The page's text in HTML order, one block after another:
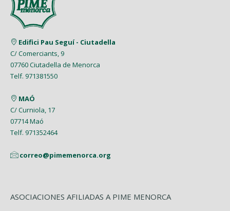
Enero (7)
Marzo (9)
Febrero (4)
Enero (9)
Abril (6)
Febrero (7)
Enero (1)
Abril (8)
Marzo (5)
Febrero (1)
Enero (2)
Julio (2)
Junio (8)
Mayo (7)
Abril (4)
Febrero (6)
Enero (2)
Edifici Pau Seguí - Ciutadella
C/ Comerciants, 9
07760 Ciutadella de Menorca
Telf. 971381550
MAÓ
C/ Curniola, 17
07714 Maó
Telf. 971352464
correo@pimemenorca.org
ASOCIACIONES AFILIADAS A PIME MENORCA